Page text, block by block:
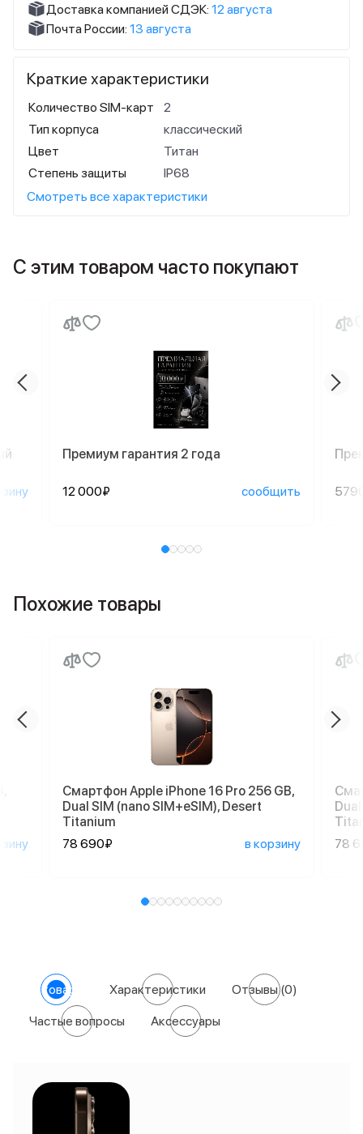
Доставка компанией СДЭК: 12 августа
Почта России: 13 августа
Краткие характеристики
Количество SIM-карт
2
Тип корпуса
классический
Цвет
Титан
Степень защиты
IP68
Смотреть все характеристики
С этим товаром часто покупают
Премиум гарантия 2 года
12 000₽ сообщить
Похожие товары
Смартфон Apple iPhone 16 Pro 256 GB,
Dual SIM (nano SIM+eSIM), Desert
Titanium
78 690₽
в корзину
78
О товаре Характеристики Отзывы(0)
Частые вопросы Аксессуары